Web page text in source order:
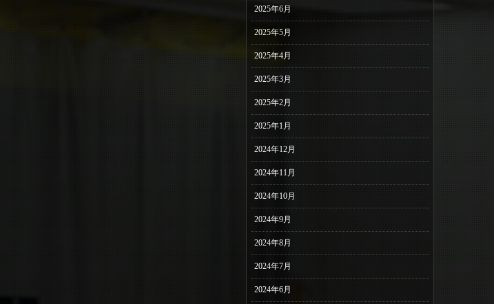
2025年6月
2025年5月
2025年4月
2025年3月
2025年2月
2025年1月
2024年12月
2024年11月
2024年10月
2024年9月
2024年8月
2024年7月
2024年6月